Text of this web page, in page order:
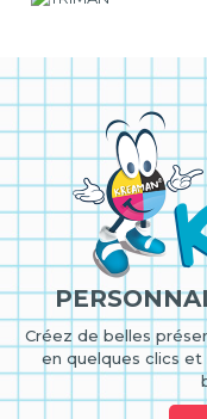
Créez de belles
en quelques clics